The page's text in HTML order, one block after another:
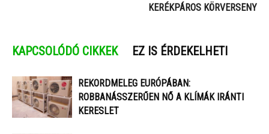
KERÉKPÁROS KÖRVERSENY
KAPCSOLÓDÓ CIKKEK EZ IS ÉRDEKELHETI
REKORDMELEG EURÓPÁBAN:
ROBBANÁSSZERŰEN NŐ A KLÍMÁK IRÁNTI
KERESLET